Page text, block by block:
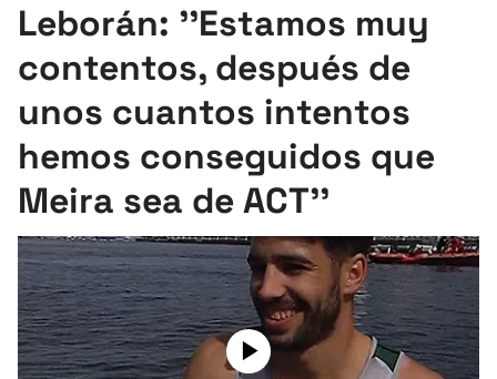
Pelota
Remo
Ciclismo
Herri-kirolak
Balonmano
Leborán: ''Estamos muy
contentos, después de
unos cuantos intentos
hemos conseguidos que
Meira sea de ACT''